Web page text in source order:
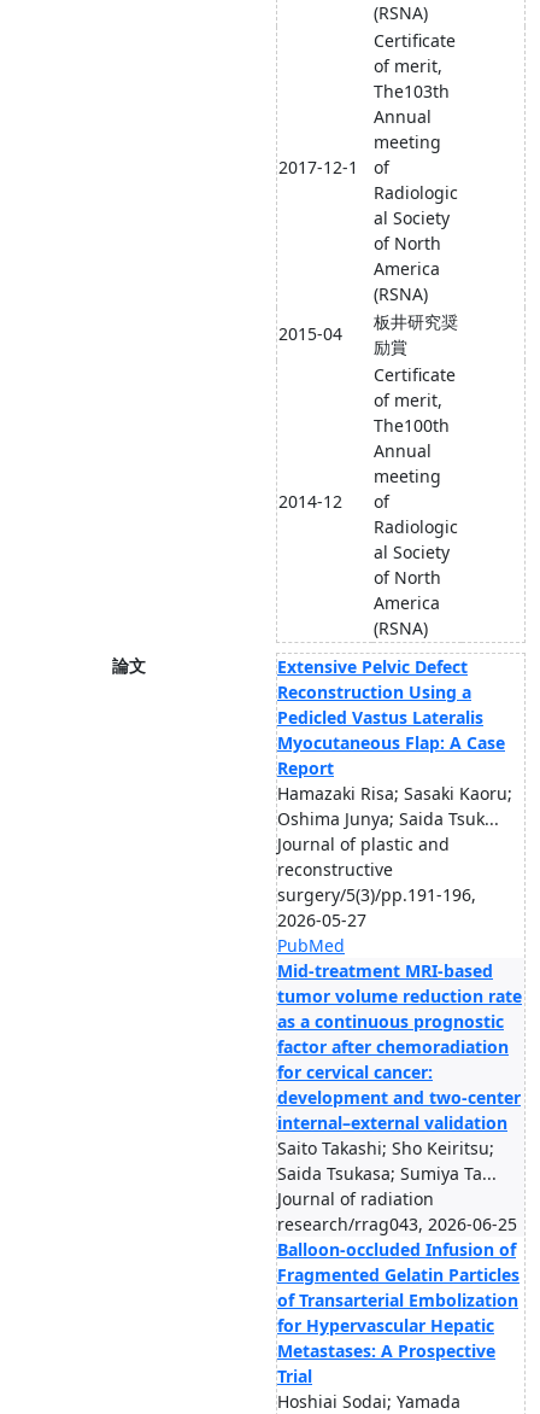
(RSNA)
2017-12-1
Certificate
of merit,
The103th
Annual
meeting
of
Radiologic
al Society
of North
America
(RSNA)
2015-04
板井研究奨
励賞
2014-12
Certificate
of merit,
The100th
Annual
meeting
of
Radiologic
al Society
of North
America
(RSNA)
論文
Extensive Pelvic Defect
Reconstruction Using a
Pedicled Vastus Lateralis
Myocutaneous Flap: A Case
Report
Hamazaki Risa; Sasaki Kaoru;
Oshima Junya; Saida Tsuk...
Journal of plastic and
reconstructive
surgery/5(3)/pp.191-196,
2026-05-27
PubMed
Mid-treatment MRI-based
tumor volume reduction rate
as a continuous prognostic
factor after chemoradiation
for cervical cancer:
development and two-center
internal–external validation
Saito Takashi; Sho Keiritsu;
Saida Tsukasa; Sumiya Ta...
Journal of radiation
research/rrag043, 2026-06-25
Balloon-occluded Infusion of
Fragmented Gelatin Particles
of Transarterial Embolization
for Hypervascular Hepatic
Metastases: A Prospective
Trial
Hoshiai Sodai; Yamada